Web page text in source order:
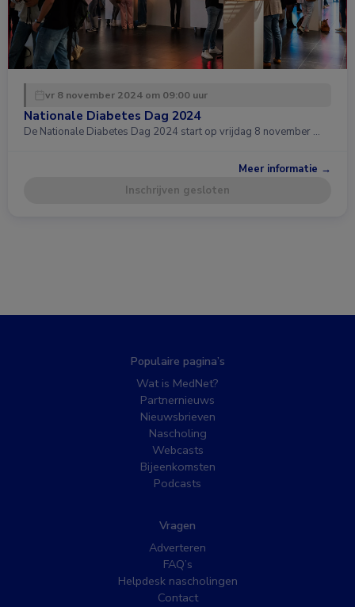
vr 8 november 2024 om 09:00 uur
Nationale Diabetes Dag 2024
De Nationale Diabetes Dag 2024 start op vrijdag 8 november …
Meer informatie →
Inschrijven gesloten
Populaire pagina’s
Wat is MedNet?
Partnernieuws
Nieuwsbrieven
Nascholing
Webcasts
Bijeenkomsten
Podcasts
Vragen
Adverteren
FAQ’s
Helpdesk nascholingen
Contact